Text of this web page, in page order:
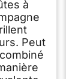
à
Peut